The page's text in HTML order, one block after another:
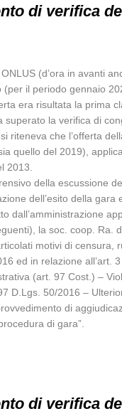
di verifica
(d’ora in avanti
(per il periodo gennaio
era risultata la prima
la verifica di
riteneva che l’offerta
quello del 2019),
2013.
della escussione
dell’esito della
dall’amministrazione
la soc. coop. Ra.
motivi di
ed in relazione
(art. 97 Cost.) –
D.Lgs. 50/2016 –
di
di gara”.
di verifica